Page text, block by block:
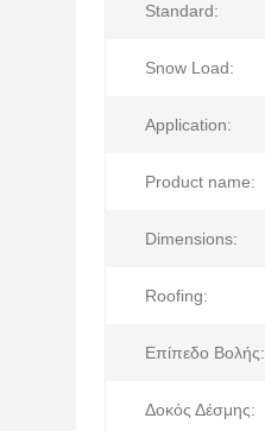
Standard:
Snow Load:
Application:
Product name:
Dimensions:
Roofing:
Επίπεδο Βολής:
Δοκός Δέσμης: